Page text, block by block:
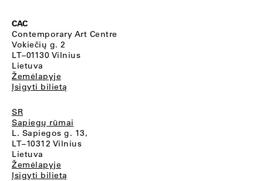
CAC
Contemporary Art Centre
Vokiečių g. 2
LT–01130 Vilnius
Lietuva
Žemėlapyje
Įsigyti bilietą
SR
Sapiegų rūmai
L. Sapiegos g. 13,
LT–10312 Vilnius
Lietuva
Žemėlapyje
Įsigyti bilietą